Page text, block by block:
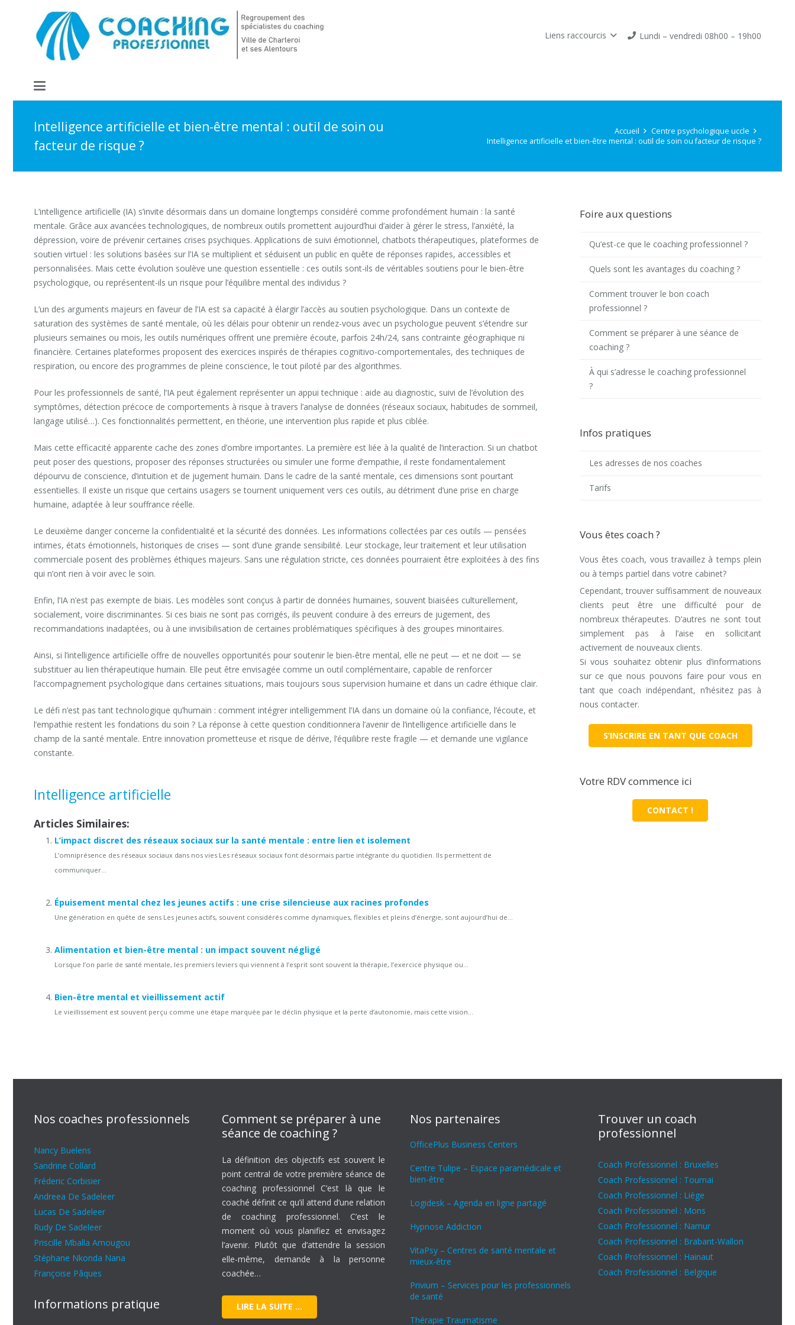
Liens raccourcis Lundi – vendredi 08h00 – 19h00
Intelligence artificielle et bien-être mental : outil de soin ou
facteur de risque ?
Accueil
Centre psychologique uccle
Intelligence artificielle et bien-être mental : outil de soin ou facteur de risque ?
L’intelligence artificielle (IA) s’invite désormais dans un domaine longtemps considéré comme profondément humain : la santé
mentale. Grâce aux avancées technologiques, de nombreux outils promettent aujourd’hui d’aider à gérer le stress, l’anxiété, la
dépression, voire de prévenir certaines crises psychiques. Applications de suivi émotionnel, chatbots thérapeutiques, plateformes de
soutien virtuel : les solutions basées sur l’IA se multiplient et séduisent un public en quête de réponses rapides, accessibles et
personnalisées. Mais cette évolution soulève une question essentielle : ces outils sont-ils de véritables soutiens pour le bien-être
psychologique, ou représentent-ils un risque pour l’équilibre mental des individus ?
L’un des arguments majeurs en faveur de l’IA est sa capacité à élargir l’accès au soutien psychologique. Dans un contexte de
saturation des systèmes de santé mentale, où les délais pour obtenir un rendez-vous avec un psychologue peuvent s’étendre sur
plusieurs semaines ou mois, les outils numériques offrent une première écoute, parfois 24h/24, sans contrainte géographique ni
financière. Certaines plateformes proposent des exercices inspirés de thérapies cognitivo-comportementales, des techniques de
respiration, ou encore des programmes de pleine conscience, le tout piloté par des algorithmes.
Pour les professionnels de santé, l’IA peut également représenter un appui technique : aide au diagnostic, suivi de l’évolution des
symptômes, détection précoce de comportements à risque à travers l’analyse de données (réseaux sociaux, habitudes de sommeil,
langage utilisé…). Ces fonctionnalités permettent, en théorie, une intervention plus rapide et plus ciblée.
Mais cette efficacité apparente cache des zones d’ombre importantes. La première est liée à la qualité de l’interaction. Si un chatbot
peut poser des questions, proposer des réponses structurées ou simuler une forme d’empathie, il reste fondamentalement
dépourvu de conscience, d’intuition et de jugement humain. Dans le cadre de la santé mentale, ces dimensions sont pourtant
essentielles. Il existe un risque que certains usagers se tournent uniquement vers ces outils, au détriment d’une prise en charge
humaine, adaptée à leur souffrance réelle.
Le deuxième danger concerne la confidentialité et la sécurité des données. Les informations collectées par ces outils — pensées
intimes, états émotionnels, historiques de crises — sont d’une grande sensibilité. Leur stockage, leur traitement et leur utilisation
commerciale posent des problèmes éthiques majeurs. Sans une régulation stricte, ces données pourraient être exploitées à des fins
qui n’ont rien à voir avec le soin.
Enfin, l’IA n’est pas exempte de biais. Les modèles sont conçus à partir de données humaines, souvent biaisées culturellement,
socialement, voire discriminantes. Si ces biais ne sont pas corrigés, ils peuvent conduire à des erreurs de jugement, des
recommandations inadaptées, ou à une invisibilisation de certaines problématiques spécifiques à des groupes minoritaires.
Ainsi, si l’intelligence artificielle offre de nouvelles opportunités pour soutenir le bien-être mental, elle ne peut — et ne doit — se
substituer au lien thérapeutique humain. Elle peut être envisagée comme un outil complémentaire, capable de renforcer
l’accompagnement psychologique dans certaines situations, mais toujours sous supervision humaine et dans un cadre éthique clair.
Le défi n’est pas tant technologique qu’humain : comment intégrer intelligemment l’IA dans un domaine où la confiance, l’écoute, et
l’empathie restent les fondations du soin ? La réponse à cette question conditionnera l’avenir de l’intelligence artificielle dans le
champ de la santé mentale. Entre innovation prometteuse et risque de dérive, l’équilibre reste fragile — et demande une vigilance
constante.
Intelligence artificielle
Articles Similaires:
L’impact discret des réseaux sociaux sur la santé mentale : entre lien et isolement
L’omniprésence des réseaux sociaux dans nos vies Les réseaux sociaux font désormais partie intégrante du quotidien. Ils permettent de
communiquer...
Épuisement mental chez les jeunes actifs : une crise silencieuse aux racines profondes
Une génération en quête de sens Les jeunes actifs, souvent considérés comme dynamiques, flexibles et pleins d’énergie, sont aujourd’hui de...
Alimentation et bien-être mental : un impact souvent négligé
Lorsque l’on parle de santé mentale, les premiers leviers qui viennent à l’esprit sont souvent la thérapie, l’exercice physique ou...
Bien-être mental et vieillissement actif
Le vieillissement est souvent perçu comme une étape marquée par le déclin physique et la perte d’autonomie, mais cette vision...
Foire aux questions
Qu’est-ce que le coaching professionnel ?
Quels sont les avantages du coaching ?
Comment trouver le bon coach
professionnel ?
Comment se préparer à une séance de
coaching ?
À qui s’adresse le coaching professionnel
?
Infos pratiques
Les adresses de nos coaches
Tarifs
Vous êtes coach ?
Vous êtes coach, vous travaillez à temps plein
ou à temps partiel dans votre cabinet?
Cependant, trouver suffisamment de nouveaux
clients peut être une difficulté pour de
nombreux thérapeutes. D’autres ne sont tout
simplement pas à l’aise en sollicitant
activement de nouveaux clients.
Si vous souhaitez obtenir plus d’informations
sur ce que nous pouvons faire pour vous en
tant que coach indépendant, n’hésitez pas à
nous contacter.
S’INSCRIRE EN TANT QUE COACH
Votre RDV commence ici
CONTACT !
Nos coaches professionnels
Nancy Buelens
Sandrine Collard
Fréderic Corbisier
Andreea De Sadeleer
Lucas De Sadeleer
Rudy De Sadeleer
Priscille Mballa Amougou
Stéphane Nkonda Nana
Françoise Pâques
Informations pratique
Comment se préparer à une
séance de coaching ?
La définition des objectifs est souvent le
point central de votre première séance de
coaching professionnel C’est là que le
coaché définit ce qu’il attend d’une relation
de coaching professionnel. C’est le
moment où vous planifiez et envisagez
l’avenir. Plutôt que d’attendre la session
elle-même, demande à la personne
coachée…
LIRE LA SUITE …
Nos partenaires
OfficePlus Business Centers
Centre Tulipe – Espace paramédicale et
bien-être
Logidesk – Agenda en ligne partagé
Hypnose Addiction
VitaPsy – Centres de santé mentale et
mieux-être
Privium – Services pour les professionnels
de santé
Thérapie Traumatisme
Trouver un coach
professionnel
Coach Professionnel : Bruxelles
Coach Professionnel : Tournai
Coach Professionnel : Liège
Coach Professionnel : Mons
Coach Professionnel : Namur
Coach Professionnel : Brabant-Wallon
Coach Professionnel : Hainaut
Coach Professionnel : Belgique